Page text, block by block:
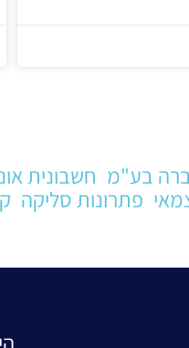
בע"מ חשבונית
פתרונות סליקה